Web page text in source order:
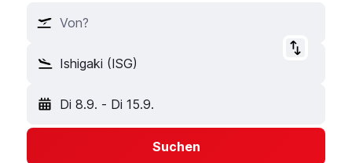
Von?
Ishigaki (ISG)
Di 8.9. - Di 15.9.
Suchen